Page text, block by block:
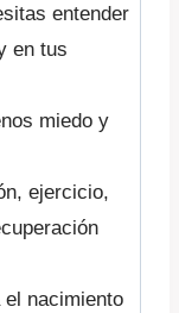
entender
en tus
miedo y
ejercicio,
nacimiento